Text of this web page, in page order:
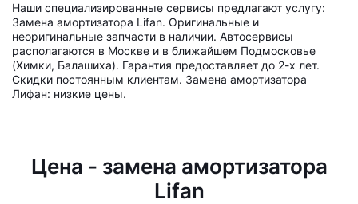
Наши специализированные сервисы предлагают услугу:
Замена амортизатора Lifan. Оригинальные и
неоригинальные запчасти в наличии. Автосервисы
располагаются в Москве и в ближайшем Подмосковье
(Химки, Балашиха). Гарантия предоставляет до 2-х лет.
Скидки постоянным клиентам. Замена амортизатора
Лифан: низкие цены.
Цена - замена амортизатора
Lifan